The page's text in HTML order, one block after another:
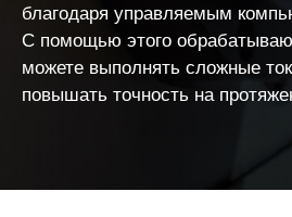
благодаря управляемым
С помощью этого
можете выполнять сложные
повышать точность на